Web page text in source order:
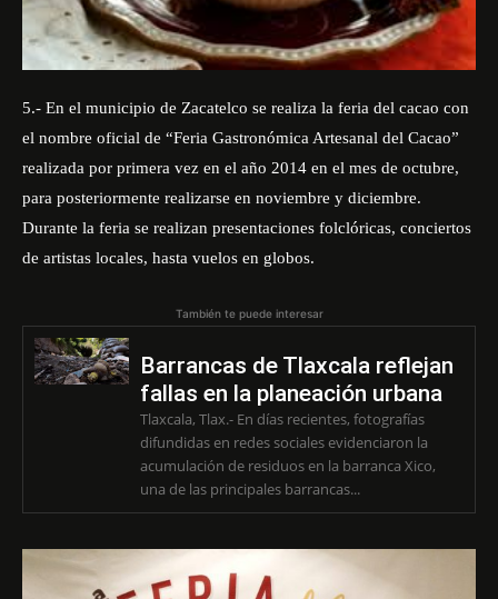
5.- En el municipio de Zacatelco se realiza la feria del cacao con
el nombre oficial de “Feria Gastronómica Artesanal del Cacao”
realizada por primera vez en el año 2014 en el mes de octubre,
para posteriormente realizarse en noviembre y diciembre.
Durante la feria se realizan presentaciones folclóricas, conciertos
de artistas locales, hasta vuelos en globos.
También te puede interesar
Barrancas de Tlaxcala reflejan
fallas en la planeación urbana
Tlaxcala, Tlax.- En días recientes, fotografías
difundidas en redes sociales evidenciaron la
acumulación de residuos en la barranca Xico,
una de las principales barrancas...